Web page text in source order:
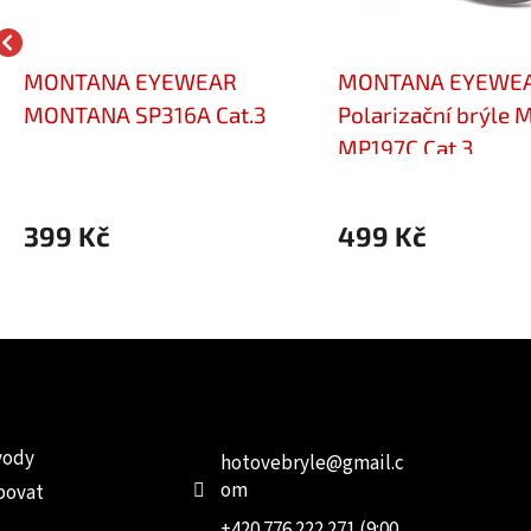
MONTANA EYEWEAR
MONTANA SP316A Cat.3
399 Kč
MONTANA
Polarizační brýle
MP197C Cat.3
499 Kč
hotovebryle@gmail.c
om